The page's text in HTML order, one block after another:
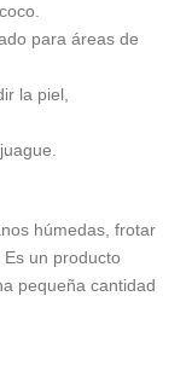
para áreas de
la piel,
húmedas, frotar
un producto
pequeña cantidad